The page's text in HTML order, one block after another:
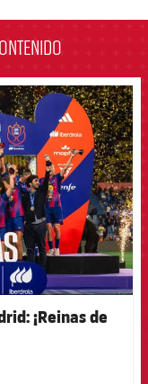
badge
¡Reinas de